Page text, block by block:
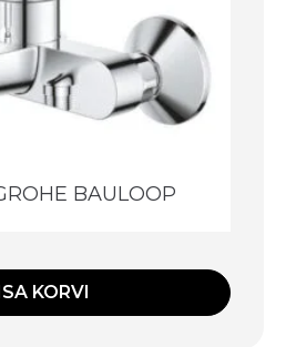
BAULOOP
KORVI